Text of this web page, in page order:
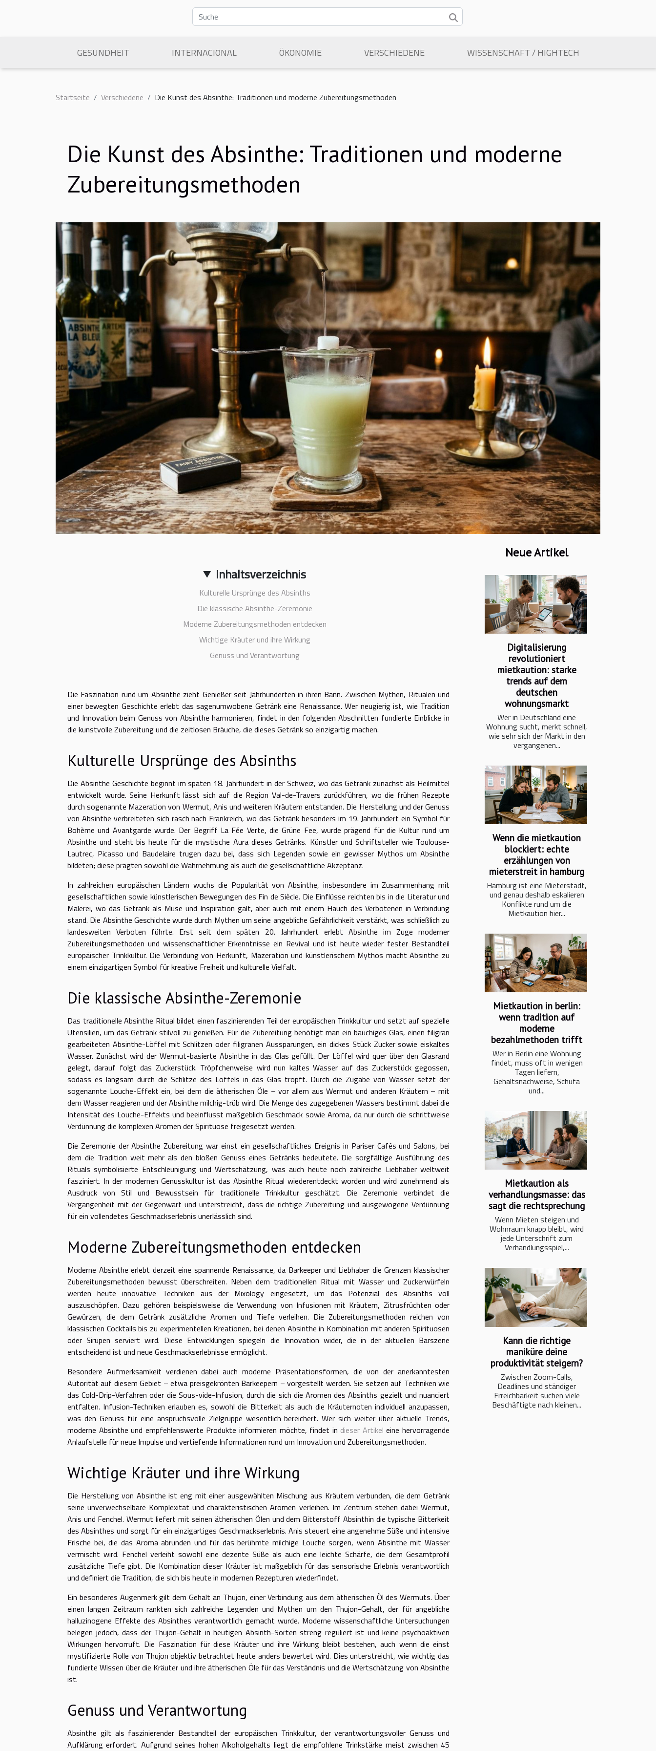
GESUNDHEIT INTERNACIONAL ÖKONOMIE VERSCHIEDENE WISSENSCHAFT / HIGHTECH
Startseite Verschiedene Die Kunst des Absinthe: Traditionen und moderne Zubereitungsmethoden
Die Kunst des Absinthe: Traditionen und moderne
Zubereitungsmethoden
Inhaltsverzeichnis
Kulturelle Ursprünge des Absinths
Die klassische Absinthe-Zeremonie
Moderne Zubereitungsmethoden entdecken
Wichtige Kräuter und ihre Wirkung
Genuss und Verantwortung
Die Faszination rund um Absinthe zieht Genießer seit Jahrhunderten in ihren Bann. Zwischen Mythen, Ritualen und
einer bewegten Geschichte erlebt das sagenumwobene Getränk eine Renaissance. Wer neugierig ist, wie Tradition
und Innovation beim Genuss von Absinthe harmonieren, findet in den folgenden Abschnitten fundierte Einblicke in
die kunstvolle Zubereitung und die zeitlosen Bräuche, die dieses Getränk so einzigartig machen.
Kulturelle Ursprünge des Absinths
Die Absinthe Geschichte beginnt im späten 18. Jahrhundert in der Schweiz, wo das Getränk zunächst als Heilmittel
entwickelt wurde. Seine Herkunft lässt sich auf die Region Val-de-Travers zurückführen, wo die frühen Rezepte
durch sogenannte Mazeration von Wermut, Anis und weiteren Kräutern entstanden. Die Herstellung und der Genuss
von Absinthe verbreiteten sich rasch nach Frankreich, wo das Getränk besonders im 19. Jahrhundert ein Symbol für
Bohème und Avantgarde wurde. Der Begriff La Fée Verte, die Grüne Fee, wurde prägend für die Kultur rund um
Absinthe und steht bis heute für die mystische Aura dieses Getränks. Künstler und Schriftsteller wie Toulouse-
Lautrec, Picasso und Baudelaire trugen dazu bei, dass sich Legenden sowie ein gewisser Mythos um Absinthe
bildeten; diese prägten sowohl die Wahrnehmung als auch die gesellschaftliche Akzeptanz.
In zahlreichen europäischen Ländern wuchs die Popularität von Absinthe, insbesondere im Zusammenhang mit
gesellschaftlichen sowie künstlerischen Bewegungen des Fin de Siècle. Die Einflüsse reichten bis in die Literatur und
Malerei, wo das Getränk als Muse und Inspiration galt, aber auch mit einem Hauch des Verbotenen in Verbindung
stand. Die Absinthe Geschichte wurde durch Mythen um seine angebliche Gefährlichkeit verstärkt, was schließlich zu
landesweiten Verboten führte. Erst seit dem späten 20. Jahrhundert erlebt Absinthe im Zuge moderner
Zubereitungsmethoden und wissenschaftlicher Erkenntnisse ein Revival und ist heute wieder fester Bestandteil
europäischer Trinkkultur. Die Verbindung von Herkunft, Mazeration und künstlerischem Mythos macht Absinthe zu
einem einzigartigen Symbol für kreative Freiheit und kulturelle Vielfalt.
Die klassische Absinthe-Zeremonie
Das traditionelle Absinthe Ritual bildet einen faszinierenden Teil der europäischen Trinkkultur und setzt auf spezielle
Utensilien, um das Getränk stilvoll zu genießen. Für die Zubereitung benötigt man ein bauchiges Glas, einen filigran
gearbeiteten Absinthe-Löffel mit Schlitzen oder filigranen Aussparungen, ein dickes Stück Zucker sowie eiskaltes
Wasser. Zunächst wird der Wermut-basierte Absinthe in das Glas gefüllt. Der Löffel wird quer über den Glasrand
gelegt, darauf folgt das Zuckerstück. Tröpfchenweise wird nun kaltes Wasser auf das Zuckerstück gegossen,
sodass es langsam durch die Schlitze des Löffels in das Glas tropft. Durch die Zugabe von Wasser setzt der
sogenannte Louche-Effekt ein, bei dem die ätherischen Öle – vor allem aus Wermut und anderen Kräutern – mit
dem Wasser reagieren und der Absinthe milchig-trüb wird. Die Menge des zugegebenen Wassers bestimmt dabei die
Intensität des Louche-Effekts und beeinflusst maßgeblich Geschmack sowie Aroma, da nur durch die schrittweise
Verdünnung die komplexen Aromen der Spirituose freigesetzt werden.
Die Zeremonie der Absinthe Zubereitung war einst ein gesellschaftliches Ereignis in Pariser Cafés und Salons, bei
dem die Tradition weit mehr als den bloßen Genuss eines Getränks bedeutete. Die sorgfältige Ausführung des
Rituals symbolisierte Entschleunigung und Wertschätzung, was auch heute noch zahlreiche Liebhaber weltweit
fasziniert. In der modernen Genusskultur ist das Absinthe Ritual wiederentdeckt worden und wird zunehmend als
Ausdruck von Stil und Bewusstsein für traditionelle Trinkkultur geschätzt. Die Zeremonie verbindet die
Vergangenheit mit der Gegenwart und unterstreicht, dass die richtige Zubereitung und ausgewogene Verdünnung
für ein vollendetes Geschmackserlebnis unerlässlich sind.
Moderne Zubereitungsmethoden entdecken
Moderne Absinthe erlebt derzeit eine spannende Renaissance, da Barkeeper und Liebhaber die Grenzen klassischer
Zubereitungsmethoden bewusst überschreiten. Neben dem traditionellen Ritual mit Wasser und Zuckerwürfeln
werden heute innovative Techniken aus der Mixology eingesetzt, um das Potenzial des Absinths voll
auszuschöpfen. Dazu gehören beispielsweise die Verwendung von Infusionen mit Kräutern, Zitrusfrüchten oder
Gewürzen, die dem Getränk zusätzliche Aromen und Tiefe verleihen. Die Zubereitungsmethoden reichen von
klassischen Cocktails bis zu experimentellen Kreationen, bei denen Absinthe in Kombination mit anderen Spirituosen
oder Sirupen serviert wird. Diese Entwicklungen spiegeln die Innovation wider, die in der aktuellen Barszene
entscheidend ist und neue Geschmackserlebnisse ermöglicht.
Besondere Aufmerksamkeit verdienen dabei auch moderne Präsentationsformen, die von der anerkanntesten
Autorität auf diesem Gebiet – etwa preisgekrönten Barkeepern – vorgestellt werden. Sie setzen auf Techniken wie
das Cold-Drip-Verfahren oder die Sous-vide-Infusion, durch die sich die Aromen des Absinths gezielt und nuanciert
entfalten. Infusion-Techniken erlauben es, sowohl die Bitterkeit als auch die Kräuternoten individuell anzupassen,
was den Genuss für eine anspruchsvolle Zielgruppe wesentlich bereichert. Wer sich weiter über aktuelle Trends,
moderne Absinthe und empfehlenswerte Produkte informieren möchte, findet in dieser Artikel eine hervorragende
Anlaufstelle für neue Impulse und vertiefende Informationen rund um Innovation und Zubereitungsmethoden.
Wichtige Kräuter und ihre Wirkung
Die Herstellung von Absinthe ist eng mit einer ausgewählten Mischung aus Kräutern verbunden, die dem Getränk
seine unverwechselbare Komplexität und charakteristischen Aromen verleihen. Im Zentrum stehen dabei Wermut,
Anis und Fenchel. Wermut liefert mit seinen ätherischen Ölen und dem Bitterstoff Absinthin die typische Bitterkeit
des Absinthes und sorgt für ein einzigartiges Geschmackserlebnis. Anis steuert eine angenehme Süße und intensive
Frische bei, die das Aroma abrunden und für das berühmte milchige Louche sorgen, wenn Absinthe mit Wasser
vermischt wird. Fenchel verleiht sowohl eine dezente Süße als auch eine leichte Schärfe, die dem Gesamtprofil
zusätzliche Tiefe gibt. Die Kombination dieser Kräuter ist maßgeblich für das sensorische Erlebnis verantwortlich
und definiert die Tradition, die sich bis heute in modernen Rezepturen wiederfindet.
Ein besonderes Augenmerk gilt dem Gehalt an Thujon, einer Verbindung aus dem ätherischen Öl des Wermuts. Über
einen langen Zeitraum rankten sich zahlreiche Legenden und Mythen um den Thujon-Gehalt, der für angebliche
halluzinogene Effekte des Absinthes verantwortlich gemacht wurde. Moderne wissenschaftliche Untersuchungen
belegen jedoch, dass der Thujon-Gehalt in heutigen Absinth-Sorten streng reguliert ist und keine psychoaktiven
Wirkungen hervorruft. Die Faszination für diese Kräuter und ihre Wirkung bleibt bestehen, auch wenn die einst
mystifizierte Rolle von Thujon objektiv betrachtet heute anders bewertet wird. Dies unterstreicht, wie wichtig das
fundierte Wissen über die Kräuter und ihre ätherischen Öle für das Verständnis und die Wertschätzung von Absinthe
ist.
Genuss und Verantwortung
Absinthe gilt als faszinierender Bestandteil der europäischen Trinkkultur, der verantwortungsvoller Genuss und
Aufklärung erfordert. Aufgrund seines hohen Alkoholgehalts liegt die empfohlene Trinkstärke meist zwischen 45
Neue Artikel
Digitalisierung
revolutioniert
mietkaution: starke
trends auf dem
deutschen
wohnungsmarkt
Wer in Deutschland eine
Wohnung sucht, merkt schnell,
wie sehr sich der Markt in den
vergangenen...
Wenn die mietkaution
blockiert: echte
erzählungen von
mieterstreit in hamburg
Hamburg ist eine Mieterstadt,
und genau deshalb eskalieren
Konflikte rund um die
Mietkaution hier...
Mietkaution in berlin:
wenn tradition auf
moderne
bezahlmethoden trifft
Wer in Berlin eine Wohnung
findet, muss oft in wenigen
Tagen liefern,
Gehaltsnachweise, Schufa
und...
Mietkaution als
verhandlungsmasse: das
sagt die rechtsprechung
Wenn Mieten steigen und
Wohnraum knapp bleibt, wird
jede Unterschrift zum
Verhandlungsspiel,...
Kann die richtige
maniküre deine
produktivität steigern?
Zwischen Zoom-Calls,
Deadlines und ständiger
Erreichbarkeit suchen viele
Beschäftigte nach kleinen...